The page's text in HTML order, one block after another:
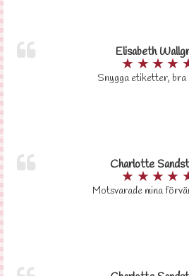
Elisabeth
★ ★★★
Snygga etiketter, bra
Charlotte
★ ★★★
Motsvarade mina